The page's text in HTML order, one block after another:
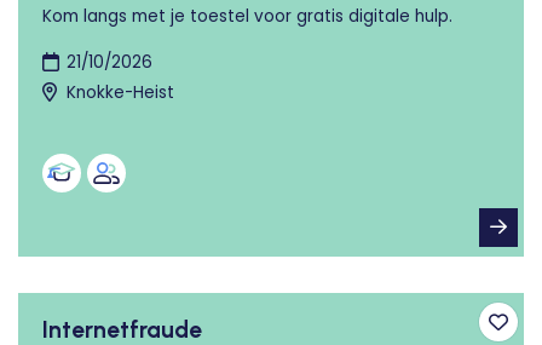
Kom langs met je toestel voor gratis digitale hulp.
21/10/2026
Knokke-Heist
Internetfraude